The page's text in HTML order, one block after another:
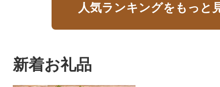
人気ランキングをもっと
新着お礼品